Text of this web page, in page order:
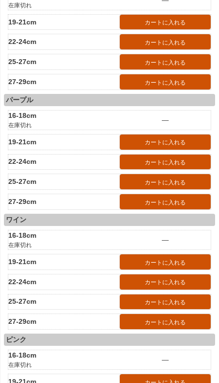
在庫切れ
19-21cm カートに入れる
22-24cm カートに入れる
25-27cm カートに入れる
27-29cm カートに入れる
パープル
16-18cm
在庫切れ
—
19-21cm カートに入れる
22-24cm カートに入れる
25-27cm カートに入れる
27-29cm カートに入れる
ワイン
16-18cm
在庫切れ
—
19-21cm カートに入れる
22-24cm カートに入れる
25-27cm カートに入れる
27-29cm カートに入れる
ピンク
16-18cm
在庫切れ
—